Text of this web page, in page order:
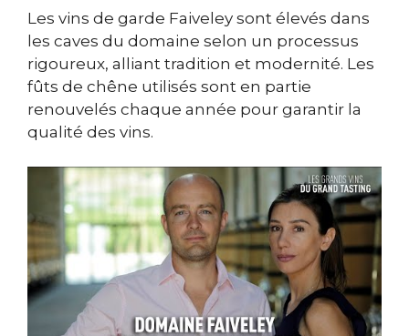
Les vins de garde Faiveley sont élevés dans
les caves du domaine selon un processus
rigoureux, alliant tradition et modernité. Les
fûts de chêne utilisés sont en partie
renouvelés chaque année pour garantir la
qualité des vins.